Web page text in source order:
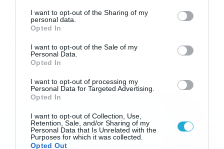
not limited to your visit or usage behaviour. You may click to
grant or deny consent to Google and its third-party tags to
use your data for below specified purposes in below Google
consent section.
I want to opt-out of the Sharing of my
personal data.
Opted In
I want to opt-out of the Sale of my
Personal Data.
Opted In
I want to opt-out of processing my
Personal Data for Targeted Advertising.
Opted In
I want to opt-out of Collection, Use,
Retention, Sale, and/or Sharing of my
Personal Data that Is Unrelated with the
Purposes for which it was collected.
Opted Out
Πυροσβέστες έσωσαν κοάλα και αυτό
ήθελε να φύγει από κοντά τους
Η πυροσβεστική έφτασε για να σώσει το μικρό αυτό
κοάλα και εκείνο τους απάντησε με το δικό του τρόπο.
Οι πυροσσβέστες με αυταπάρνηση προσπάθησαν να
απέρριπτε με τη μία και δεν θα ήθελε τη βοήθεια τους.